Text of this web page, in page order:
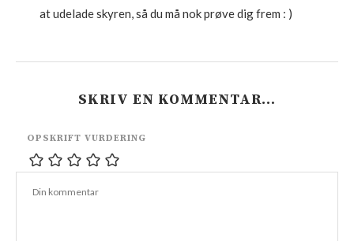
at udelade skyren, så du må nok prøve dig frem : )
SKRIV EN KOMMENTAR…
OPSKRIFT VURDERING